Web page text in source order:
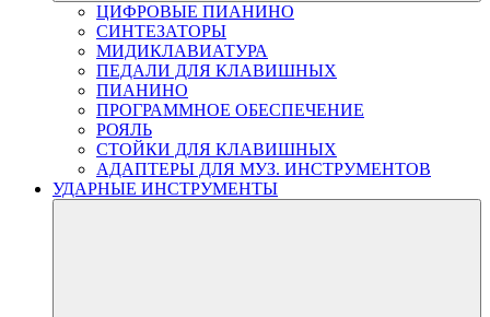
ЦИФРОВЫЕ ПИАНИНО
СИНТЕЗАТОРЫ
МИДИКЛАВИАТУРА
ПЕДАЛИ ДЛЯ КЛАВИШНЫХ
ПИАНИНО
ПРОГРАММНОЕ ОБЕСПЕЧЕНИЕ
РОЯЛЬ
СТОЙКИ ДЛЯ КЛАВИШНЫХ
АДАПТЕРЫ ДЛЯ МУЗ. ИНСТРУМЕНТОВ
УДАРНЫЕ ИНСТРУМЕНТЫ